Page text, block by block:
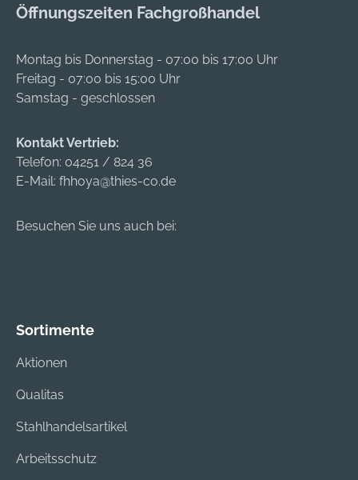
= 24 dB(A)
EN 352-2 RNR* 94
Öffnungszeiten Fachgroßhandel
Montag bis Donnerstag - 07:00 bis 17:00 Uhr
Freitag - 07:00 bis 15:00 Uhr
Samstag - geschlossen
Kontakt Vertrieb:
Telefon: 04251 / 824 36
E-Mail: fhhoya@thies-co.de
Besuchen Sie uns auch bei:
Sortimente
Aktionen
Qualitas
Stahlhandelsartikel
Arbeitsschutz